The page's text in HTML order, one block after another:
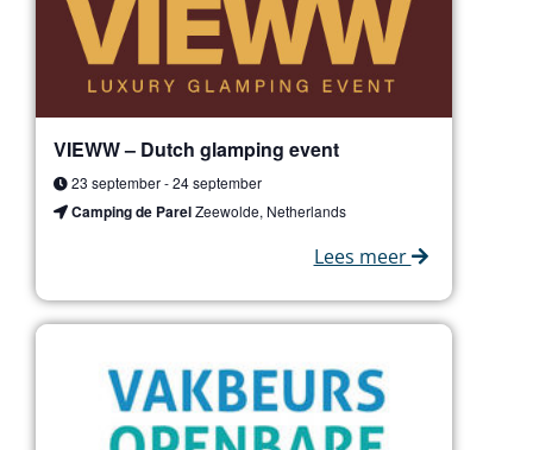
VIEWW – Dutch glamping event
23 september-24 september
Camping de ParelZeewolde, Netherlands
Lees meer